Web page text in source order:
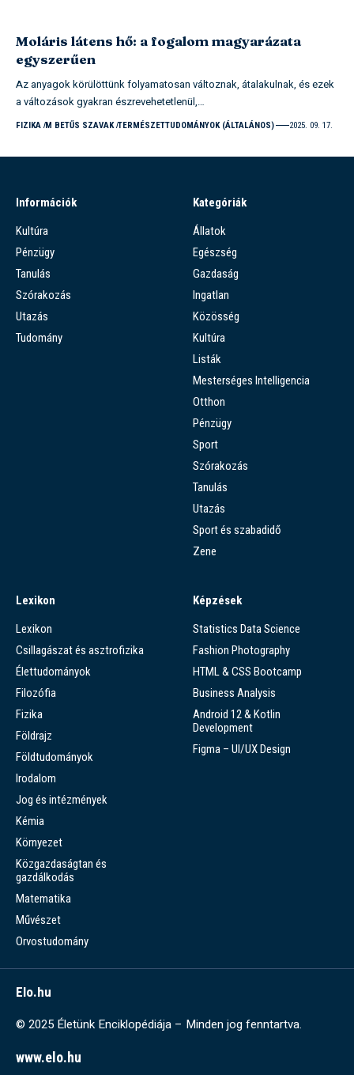
Moláris látens hő: a fogalom magyarázata
egyszerűen
Az anyagok körülöttünk folyamatosan változnak, átalakulnak, és ezek
a változások gyakran észrevehetetlenül,…
FIZIKA M BETŰS SZAVAK TERMÉSZETTUDOMÁNYOK (ÁLTALÁNOS) 2025. 09. 17.
Információk
Kultúra
Pénzügy
Tanulás
Szórakozás
Utazás
Tudomány
Kategóriák
Állatok
Egészség
Gazdaság
Ingatlan
Közösség
Kultúra
Listák
Mesterséges Intelligencia
Otthon
Pénzügy
Sport
Szórakozás
Tanulás
Utazás
Sport és szabadidő
Zene
Lexikon
Lexikon
Csillagászat és asztrofizika
Élettudományok
Filozófia
Fizika
Földrajz
Földtudományok
Irodalom
Jog és intézmények
Kémia
Környezet
Közgazdaságtan és
gazdálkodás
Matematika
Művészet
Orvostudomány
Képzések
Statistics Data Science
Fashion Photography
HTML & CSS Bootcamp
Business Analysis
Android 12 & Kotlin
Development
Figma – UI/UX Design
Elo.hu
© 2025 Életünk Enciklopédiája – Minden jog fenntartva.
www.elo.hu